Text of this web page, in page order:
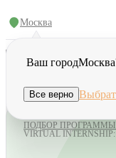
Москва
Ваш городМосква
Все верно
ПОДБОР
VIRTUAL